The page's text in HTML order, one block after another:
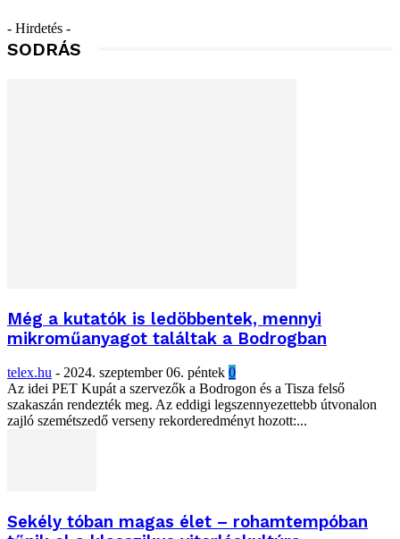
- Hirdetés -
SODRÁS
Még a kutatók is ledöbbentek, mennyi
mikroműanyagot találtak a Bodrogban
telex.hu - 2024. szeptember 06. péntek 0
Az idei PET Kupát a szervezők a Bodrogon és a Tisza felső
szakaszán rendezték meg. Az eddigi legszennyezettebb útvonalon
zajló szemétszedő verseny rekorderedményt hozott:...
Sekély tóban magas élet – rohamtempóban